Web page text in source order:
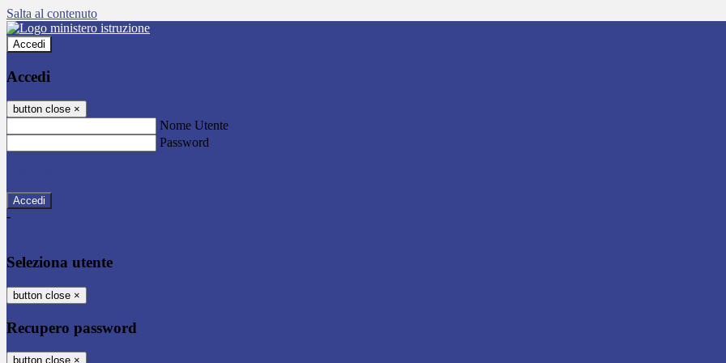
Salta al contenuto
Accedi
Accedi
button close ×
Nome Utente
Password
-
Seleziona utente
button close ×
Recupero password
button close ×